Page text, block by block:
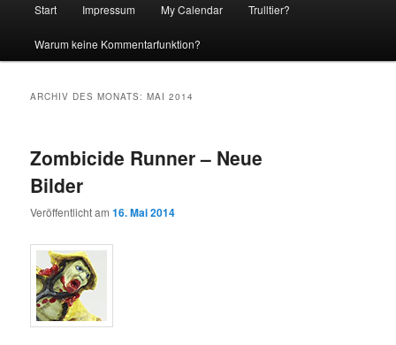
Start Impressum My Calendar Trulltier?
Warum keine Kommentarfunktion?
ARCHIV DES MONATS:MAI 2014
Zombicide Runner – Neue
Bilder
Veröffentlicht am16. Mai 2014